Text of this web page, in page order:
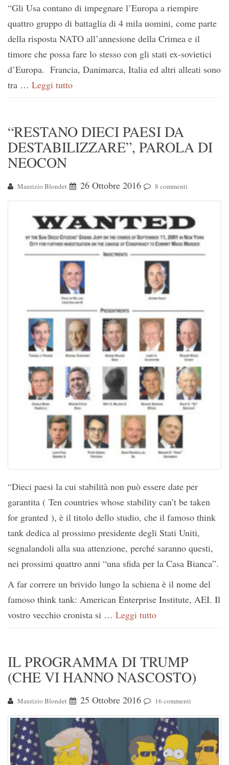
“Gli Usa contano di impegnare l’Europa a riempire
quattro gruppo di battaglia di 4 mila uomini, come parte
della risposta NATO all’annesione della Crimea e il
timore che possa fare lo stesso con gli stati ex-sovietici
d’Europa. Francia, Danimarca, Italia ed altri alleati sono
tra … Leggi tutto
“RESTANO DIECI PAESI DA
DESTABILIZZARE”, PAROLA DI
NEOCON
Maurizio Blondet 26 Ottobre 2016 8 commenti
“Dieci paesi la cui stabilità non può essere date per
garantita ( Ten countries whose stability can’t be taken
for granted ), è il titolo dello studio, che il famoso think
tank dedica al prossimo presidente degli Stati Uniti,
segnalandoli alla sua attenzione, perché saranno questi,
nei prossimi quattro anni “una sfida per la Casa Bianca”.
A far correre un brivido lungo la schiena è il nome del
famoso think tank: American Enterprise Institute, AEI. Il
vostro vecchio cronista si … Leggi tutto
IL PROGRAMMA DI TRUMP
(CHE VI HANNO NASCOSTO)
Maurizio Blondet 25 Ottobre 2016 16 commenti